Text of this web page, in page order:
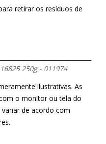
retirar os resíduos de
250g - 011974
ilustrativas. As
o monitor ou tela do
de acordo com